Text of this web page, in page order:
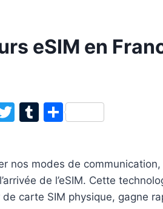
eSIM en
T
er
T
bl
r
P
g
er
nos modes de communication,
de l’eSIM. Cette
carte SIM physique, gagne